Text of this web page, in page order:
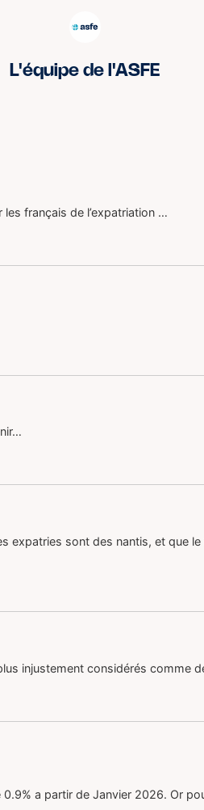
L'équipe de l'ASFE
français de l’expatriation …
expatries sont des nantis, et que le
injustement considérés comme
a partir de Janvier 2026. Or